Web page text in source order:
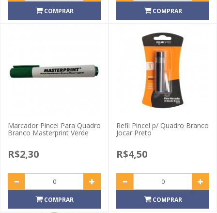
COMPRAR COMPRAR
Marcador Pincel Para Quadro
Branco Masterprint Verde
R$2,30
COMPRAR
Refil Pincel p/ Quadro Branco
Jocar Preto
R$4,50
COMPRAR